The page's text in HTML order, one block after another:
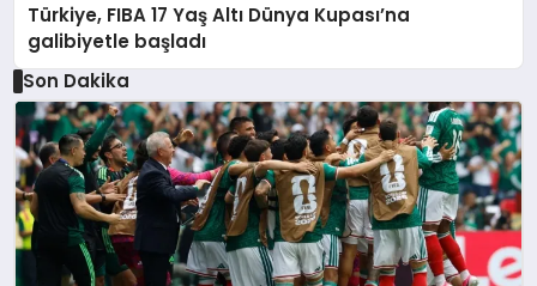
Türkiye, FIBA 17 Yaş Altı Dünya Kupası’na
galibiyetle başladı
Son Dakika